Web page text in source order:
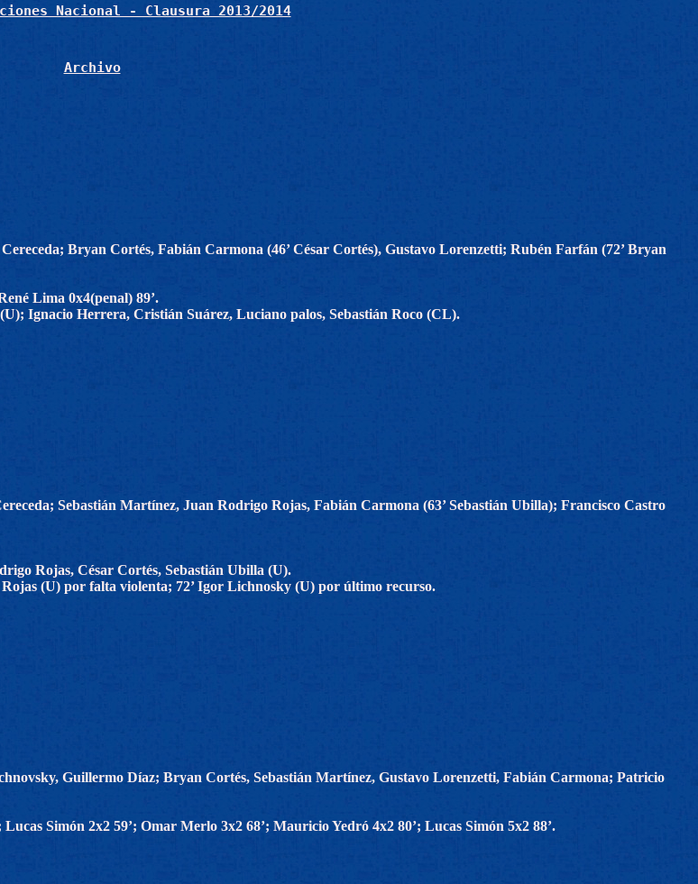
Nacional - Clausura 2013/2014
Archivo
Bryan Cortés, Fabián Carmona (46’ César Cortés), Gustavo Lorenzetti; Rubén Farfán (72’ Bryan
Lima 0x4(penal) 89’.
Ignacio Herrera, Cristián Suárez, Luciano palos, Sebastián Roco (CL).
Sebastián Martínez, Juan Rodrigo Rojas, Fabián Carmona (63’ Sebastián Ubilla); Francisco Castro
Rojas, César Cortés, Sebastián Ubilla (U).
(U) por falta violenta; 72’ Igor Lichnosky (U) por último recurso.
Guillermo Díaz; Bryan Cortés, Sebastián Martínez, Gustavo Lorenzetti, Fabián Carmona; Patricio
Simón 2x2 59’; Omar Merlo 3x2 68’; Mauricio Yedró 4x2 80’; Lucas Simón 5x2 88’.